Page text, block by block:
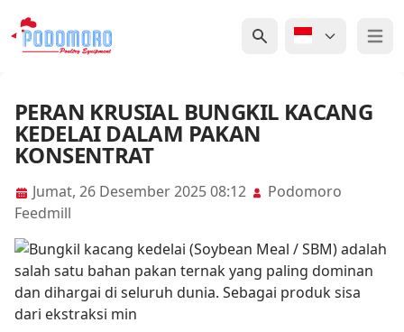
Open
PERAN KRUSIAL BUNGKIL KACANG
KEDELAI DALAM PAKAN
KONSENTRAT
Jumat, 26 Desember 2025 08:12
Podomoro
Feedmill